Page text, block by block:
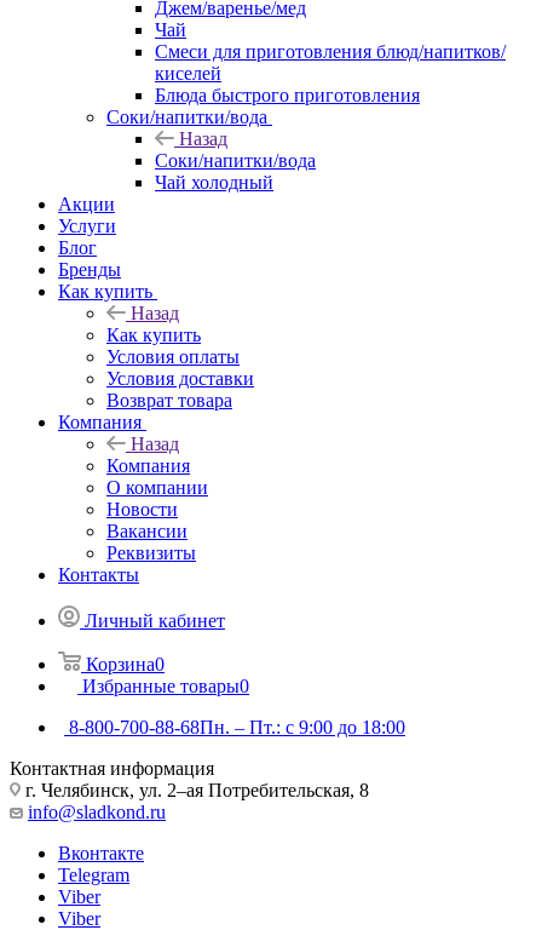
Джем/варенье/мед
Чай
Смеси для приготовления блюд/напитков/
киселей
Блюда быстрого приготовления
Соки/напитки/вода
Назад
Соки/напитки/вода
Чай холодный
Акции
Услуги
Блог
Бренды
Как купить
Назад
Как купить
Условия оплаты
Условия доставки
Возврат товара
Компания
Назад
Компания
О компании
Новости
Вакансии
Реквизиты
Контакты
Личный кабинет
Корзина0
Избранные товары0
8-800-700-88-68Пн. – Пт.: с 9:00 до 18:00
Контактная информация
г. Челябинск, ул. 2–ая Потребительская, 8
info@sladkond.ru
Вконтакте
Telegram
Viber
Viber